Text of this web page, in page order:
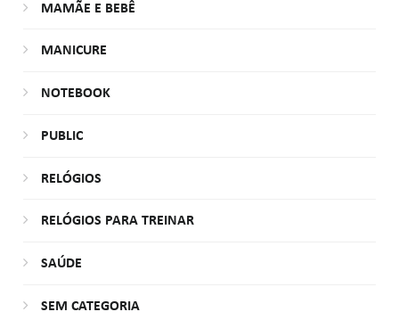
MAMÃE E BEBÊ
MANICURE
NOTEBOOK
PUBLIC
RELÓGIOS
RELÓGIOS PARA TREINAR
SAÚDE
SEM CATEGORIA